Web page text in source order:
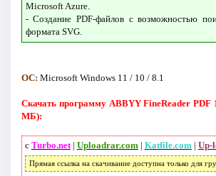
Microsoft Azure.
- Создание PDF-файлов с возможностью
формата SVG.
ОС: Microsoft Windows 11 / 10 / 8.1
Скачать программу ABBYY FineReader PDF
МБ):
с Turbo.net| Uploadrar.com| Katfile.com| Up-
Прямая ссылка на скачивание доступна только для